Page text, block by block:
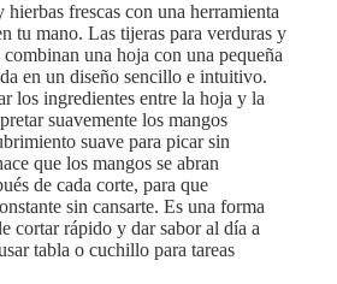
hierbas frescas con una herramienta
tu mano. Las tijeras para verduras y
una hoja con una pequeña
en un diseño sencillo e intuitivo.
los ingredientes entre la hoja y la
suavemente los mangos
suave para picar sin
que los mangos se abran
de cada corte, para que
sin cansarte. Es una forma
cortar rápido y dar sabor al día a
tabla o cuchillo para tareas